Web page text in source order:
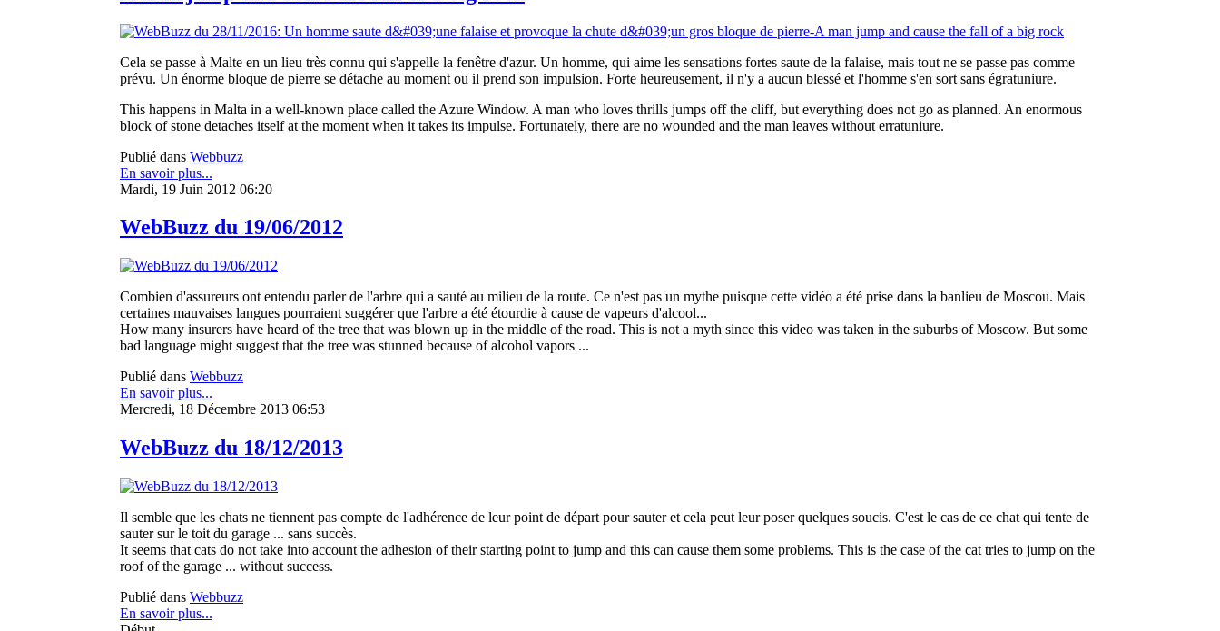
Cela se passe à Malte en un lieu très connu qui s'appelle la fenêtre d'azur. Un homme, qui aime les sensations fortes saute de la falaise, mais tout ne se passe pas comme
prévu. Un énorme bloque de pierre se détache au moment ou il prend son impulsion. Forte heureusement, il n'y a aucun blessé et l'homme s'en sort sans égratuniure.
This happens in Malta in a well-known place called the Azure Window. A man who loves thrills jumps off the cliff, but everything does not go as planned. An enormous
block of stone detaches itself at the moment when it takes its impulse. Fortunately, there are no wounded and the man leaves without erratuniure.
Publié dans Webbuzz
En savoir plus...
Mardi, 19 Juin 2012 06:20
WebBuzz du 19/06/2012
Combien d'assureurs ont entendu parler de l'arbre qui a sauté au milieu de la route. Ce n'est pas un mythe puisque cette vidéo a été prise dans la banlieu de Moscou. Mais
certaines mauvaises langues pourraient suggérer que l'arbre a été étourdie à cause de vapeurs d'alcool...
How many insurers have heard of the tree that was blown up in the middle of the road. This is not a myth since this video was taken in the suburbs of Moscow. But some
bad language might suggest that the tree was stunned because of alcohol vapors ...
Publié dans Webbuzz
En savoir plus...
Mercredi, 18 Décembre 2013 06:53
WebBuzz du 18/12/2013
Il semble que les chats ne tiennent pas compte de l'adhérence de leur point de départ pour sauter et cela peut leur poser quelques soucis. C'est le cas de ce chat qui tente de
sauter sur le toit du garage ... sans succès.
It seems that cats do not take into account the adhesion of their starting point to jump and this can cause them some problems. This is the case of the cat tries to jump on the
roof of the garage ... without success.
Publié dans Webbuzz
En savoir plus...